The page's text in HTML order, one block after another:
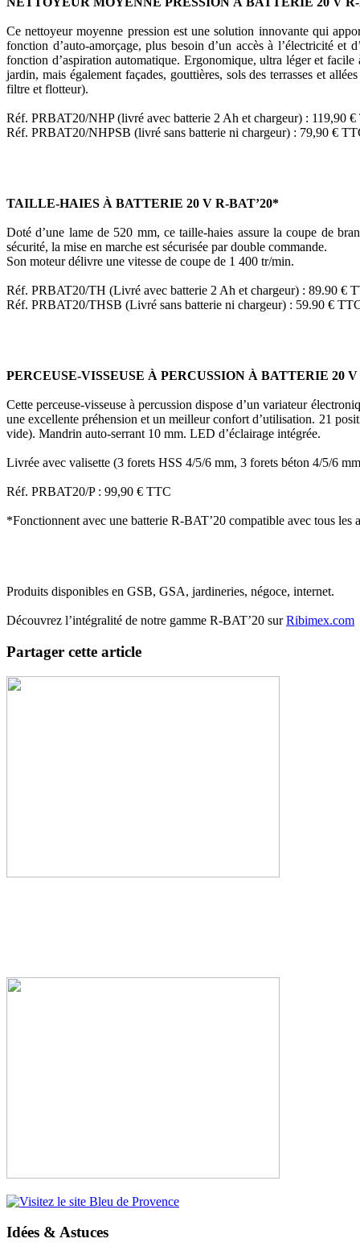
Ce nettoyeur moyenne pression est une solution innovante qui
fonction d’auto-amorçage, plus besoin d’un accès à l’électricité et
fonction d’aspiration automatique. Ergonomique, ultra léger et
jardin, mais également façades, gouttières, sols des terrasses et
filtre et flotteur).
Réf. PRBAT20/NHP (livré avec batterie 2 Ah et chargeur) : 119,90
Réf. PRBAT20/NHPSB (livré sans batterie ni chargeur) : 79,90 €
TAILLE-HAIES À BATTERIE 20 V R-BAT’20*
Doté d’une lame de 520 mm, ce taille-haies assure la coupe de
sécurité, la mise en marche est sécurisée par double commande.
Son moteur délivre une vitesse de coupe de 1 400 tr/min.
Réf. PRBAT20/TH (Livré avec batterie 2 Ah et chargeur) : 89.90 €
Réf. PRBAT20/THSB (Livré sans batterie ni chargeur) : 59.90 €
PERCEUSE-VISSEUSE À PERCUSSION À BATTERIE 20 V
Cette perceuse-visseuse à percussion dispose d’un variateur
une excellente préhension et un meilleur confort d’utilisation. 21
vide). Mandrin auto-serrant 10 mm. LED d’éclairage intégrée.
Livrée avec valisette (3 forets HSS 4/5/6 mm, 3 forets béton 4/5/6
Réf. PRBAT20/P : 99,90 € TTC
*Fonctionnent avec une batterie R-BAT’20 compatible avec tous
Produits disponibles en GSB, GSA, jardineries, négoce, internet.
Découvrez l’intégralité de notre gamme R-BAT’20 surRibimex.com
Partager cette article
Idées & Astuces